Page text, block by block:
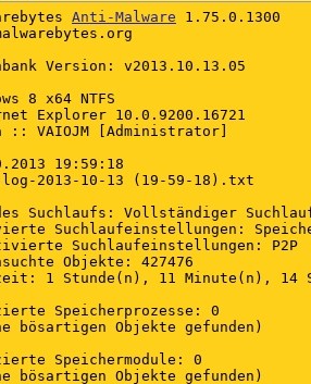
Anti-Malware 1.75.0.1300
Version: v2013.10.13.05
8 x64 NTFS
Explorer 10.0.9200.16721
:: VAIOJM [Administrator]
19:59:18
log-2013-10-13 (19-59-18).txt
Suchlaufs: Vollständiger
Suchlaufeinstellungen:
Suchlaufeinstellungen: P2P
Objekte: 427476
1 Stunde(n), 11 Minute(n), 14
Speicherprozesse: 0
bösartigen Objekte gefunden)
Speichermodule: 0
bösartigen Objekte gefunden)